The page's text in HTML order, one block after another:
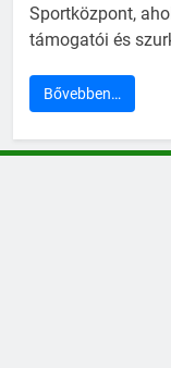
Sportközpont,
támogatói és
Bővebben…